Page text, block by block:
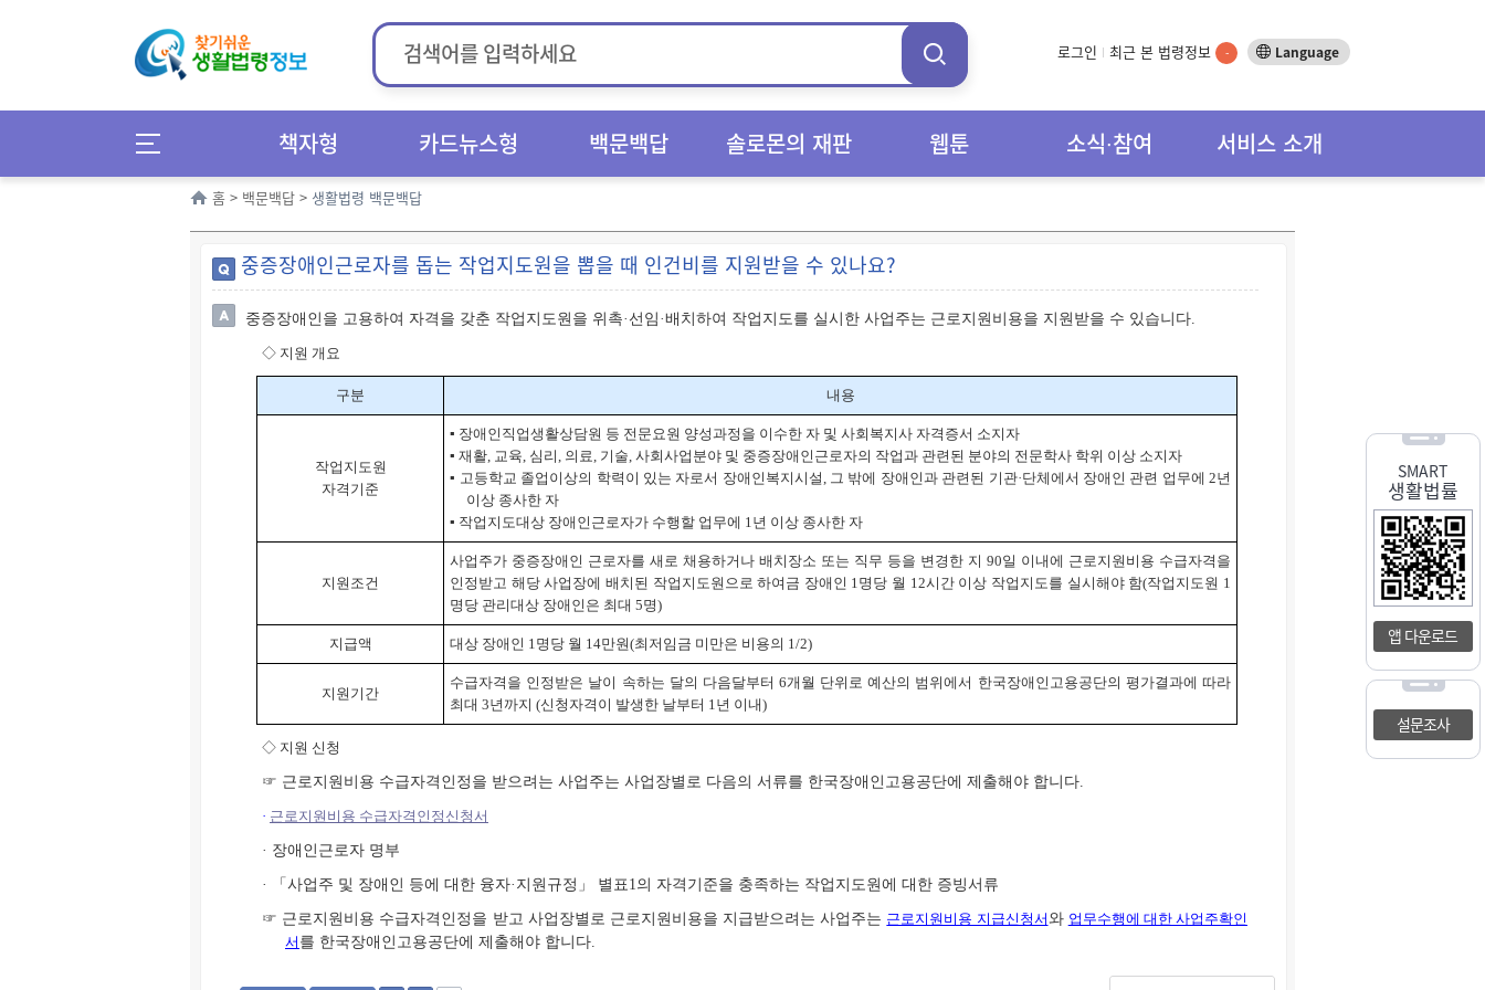
로그인 최근 본 법령정보 - Language
책자형 카드뉴스형 백문백답 솔로몬의 재판 웹툰 소식∙참여 서비스 소개
SMART
생활법률
앱 다운로드
설문조사
홈 > 백문백답 > 생활법령 백문백답
중증장애인근로자를 돕는 작업지도원을 뽑을 때 인건비를 지원받을 수 있나요?
중증장애인을 고용하여 자격을 갖춘 작업지도원을 위촉·선임·배치하여 작업지도를 실시한 사업주는 근로지원비용을 지원받을 수 있습니다.
◇ 지원 개요
구분 내용
작업지도원
자격기준
▪ 장애인직업생활상담원 등 전문요원 양성과정을 이수한 자 및 사회복지사 자격증서 소지자
▪ 재활, 교육, 심리, 의료, 기술, 사회사업분야 및 중증장애인근로자의 작업과 관련된 분야의 전문학사 학위 이상 소지자
▪ 고등학교 졸업이상의 학력이 있는 자로서 장애인복지시설, 그 밖에 장애인과 관련된 기관·단체에서 장애인 관련 업무에 2년
이상 종사한 자
▪ 작업지도대상 장애인근로자가 수행할 업무에 1년 이상 종사한 자
지원조건
사업주가 중증장애인 근로자를 새로 채용하거나 배치장소 또는 직무 등을 변경한 지 90일 이내에 근로지원비용 수급자격을
인정받고 해당 사업장에 배치된 작업지도원으로 하여금 장애인 1명당 월 12시간 이상 작업지도를 실시해야 함(작업지도원 1
명당 관리대상 장애인은 최대 5명)
지급액 대상 장애인 1명당 월 14만원(최저임금 미만은 비용의 1/2)
지원기간
수급자격을 인정받은 날이 속하는 달의 다음달부터 6개월 단위로 예산의 범위에서 한국장애인고용공단의 평가결과에 따라
최대 3년까지 (신청자격이 발생한 날부터 1년 이내)
◇ 지원 신청
☞ 근로지원비용 수급자격인정을 받으려는 사업주는 사업장별로 다음의 서류를 한국장애인고용공단에 제출해야 합니다.
· 근로지원비용 수급자격인정신청서
· 장애인근로자 명부
· 「사업주 및 장애인 등에 대한 융자·지원규정」 별표1의 자격기준을 충족하는 작업지도원에 대한 증빙서류
☞ 근로지원비용 수급자격인정을 받고 사업장별로 근로지원비용을 지급받으려는 사업주는 근로지원비용 지급신청서와 업무수행에 대한 사업주확인
서 를 한국장애인고용공단에 제출해야 합니다.